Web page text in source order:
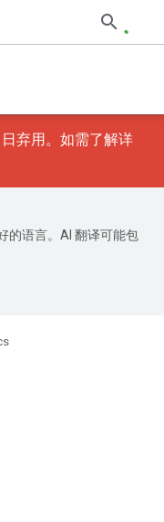
弃用。如需了解详
的语言。AI 翻译可能包